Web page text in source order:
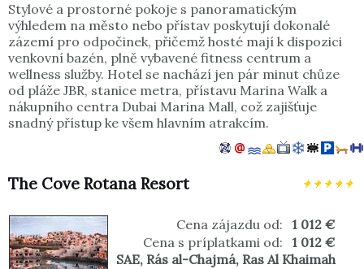
Stylové a prostorné pokoje s panoramatickým
výhledem na město nebo přístav poskytují dokonalé
zázemí pro odpočinek, přičemž hosté mají k dispozici
venkovní bazén, plně vybavené fitness centrum a
wellness služby. Hotel se nachází jen pár minut chůze
od pláže JBR, stanice metra, přístavu Marina Walk a
nákupního centra Dubai Marina Mall, což zajišťuje
snadný přístup ke všem hlavním atrakcím.
The Cove Rotana Resort
Cena zájazdu od:
1 012 €
Cena s príplatkami od:
1 012 €
SAE, Rás al-Chajmá, Ras Al Khaimah